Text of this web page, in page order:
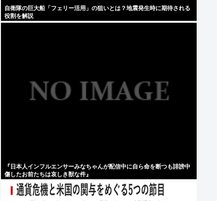
自衛隊の巨大船「フェリー活用」の狙いとは？地震発生時に期待される
役割を解説
『日本人インフルエンサーみなちゃんが配信中に自ら命を断つも誹謗中
傷したお前たちは哀しき獣な件』